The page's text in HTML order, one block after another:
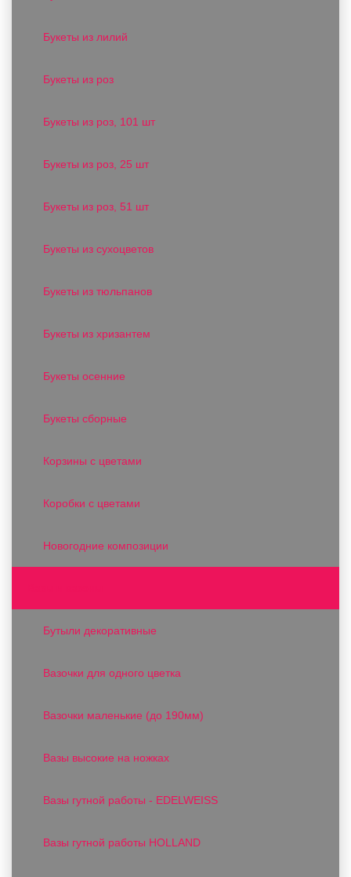
Букеты из лилий
Букеты из роз
Букеты из роз, 101 шт
Букеты из роз, 25 шт
Букеты из роз, 51 шт
Букеты из сухоцветов
Букеты из тюльпанов
Букеты из хризантем
Букеты осенние
Букеты сборные
Корзины с цветами
Коробки с цветами
Новогодние композиции
Бутыли декоративные
Вазочки для одного цветка
Вазочки маленькие (до 190мм)
Вазы высокие на ножках
Вазы гутной работы - EDELWEISS
Вазы гутной работы HOLLAND